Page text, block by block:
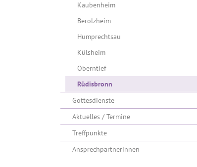
Kaubenheim
Berolzheim
Humprechtsau
Külsheim
Oberntief
Rüdisbronn
Gottesdienste
Aktuelles / Termine
Treffpunkte
Ansprechpartnerinnen